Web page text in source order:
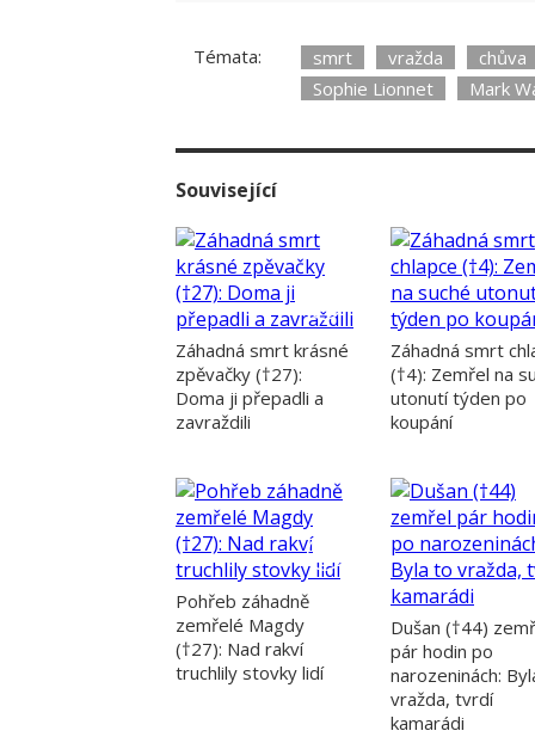
Témata: smrt vražda chůva
Sophie Lionnet
Mark
Související
Záhadná smrt krásné
zpěvačky (†27):
Doma ji přepadli a
zavraždili
Záhadná smrt
(†4): Zemřel na
utonutí týden po
koupání
Pohřeb záhadně
zemřelé Magdy
(†27): Nad rakví
truchlily stovky lidí
Dušan (†44)
pár hodin po
narozeninách:
vražda, tvrdí
kamarádi